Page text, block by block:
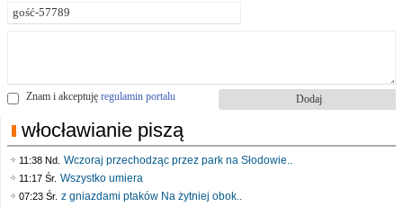
Znam i akceptuję regulamin portalu
włocławianie piszą
11:38 Nd. Wczoraj przechodząc przez park na Słodowie..
11:17 Śr. Wszystko umiera
07:23 Śr. z gniazdami ptaków Na żytniej obok..